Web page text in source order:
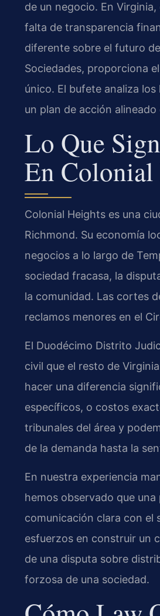
de un negocio. En
falta de transparencia
diferente sobre el futuro
Sociedades, proporciona
único. El bufete analiza
un plan de acción
Lo Que
En
Colonial Heights es una
Richmond. Su economía
negocios a lo largo de
sociedad fracasa, la
la comunidad. Las cortes
reclamos menores en el
El Duodécimo Distrito
civil que el resto de
hacer una diferencia
específicos, o costos
tribunales del área y
de la demanda hasta la
En nuestra experiencia
hemos observado que
comunicación clara con el
esfuerzos en construir un
de una disputa sobre
forzosa de una sociedad.